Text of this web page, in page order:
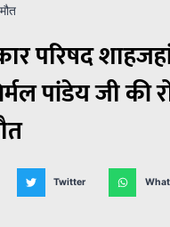
परिषद
पांडेय जी की
Twitter